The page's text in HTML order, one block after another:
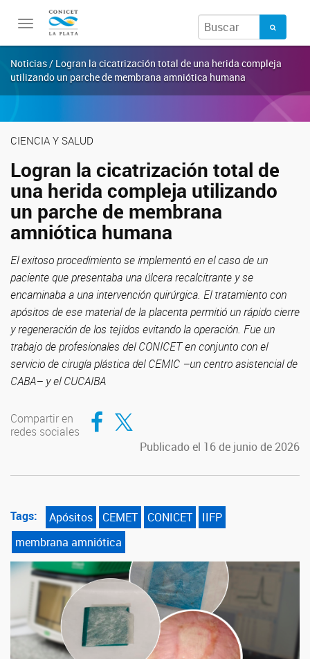
Toggle
navigation
Noticias / Logran la cicatrización total de una herida compleja
utilizando un parche de membrana amniótica humana
CIENCIA Y SALUD
Logran la cicatrización total de
una herida compleja utilizando
un parche de membrana
amniótica humana
El exitoso procedimiento se implementó en el caso de un
paciente que presentaba una úlcera recalcitrante y se
encaminaba a una intervención quirúrgica. El tratamiento con
apósitos de ese material de la placenta permitió un rápido cierre
y regeneración de los tejidos evitando la operación. Fue un
trabajo de profesionales del CONICET en conjunto con el
servicio de cirugía plástica del CEMIC –un centro asistencial de
CABA– y el CUCAIBA
Compartir en
redes sociales
Compartir en Facebook
Compartir en Twitter
Publicado el 16 de junio de 2026
Tags: Apósitos CEMET CONICET
IIFP
membrana amniótica